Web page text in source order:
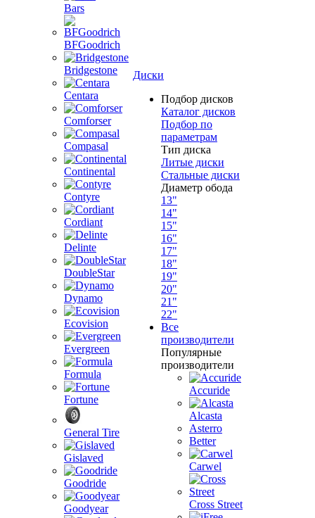
Bars
BFGoodrich
Bridgestone
Centara
Comforser
Compasal
Continental
Contyre
Cordiant
Delinte
DoubleStar
Dynamo
Ecovision
Evergreen
Formula
Fortune
General Tire
Gislaved
Goodride
Goodyear
Диски
Подбор дисков
Каталог дисков
Подбор по
параметрам
Тип диска
Литые диски
Стальные диски
Диаметр обода
13"
14"
15"
16"
17"
18"
19"
20"
21"
22"
Все
производители
Популярные
производители
Accuride
Alcasta
Asterro
Better
Carwel
Cross Street